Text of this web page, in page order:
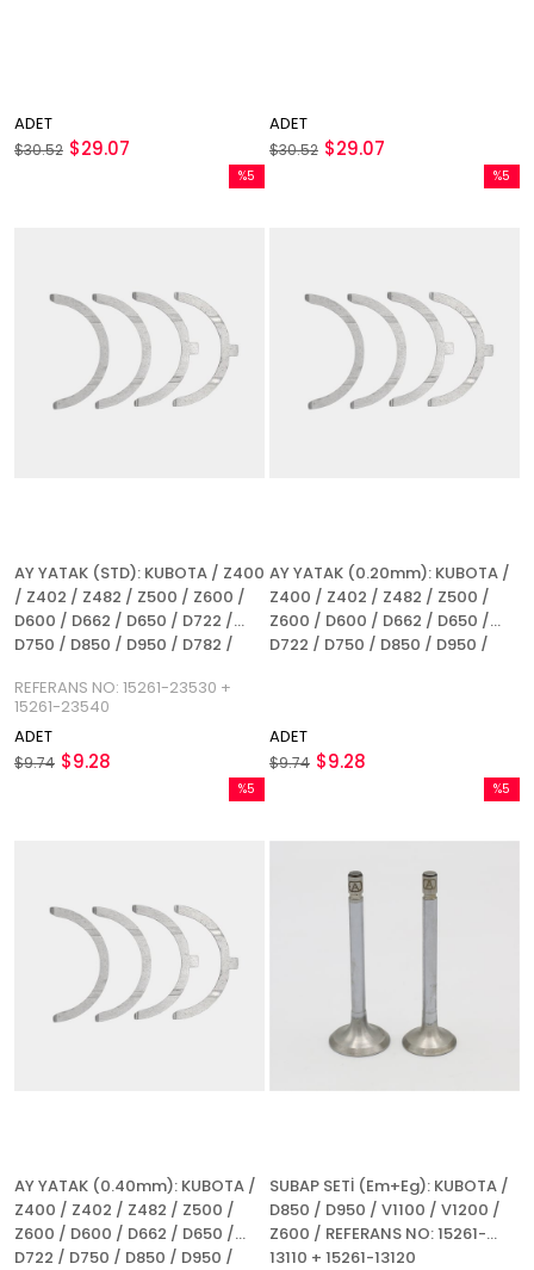
ADET
$29.07
$30.52
ADET
$29.07
$30.52
AY YATAK (STD): KUBOTA / Z400
/ Z402 / Z482 / Z500 / Z600 /
D600 / D662 / D650 / D722 /
D750 / D850 / D950 / D782 /
REFERANS NO: 15261-23530 +
15261-23540
REFERANS NO: 15261-23530 +
15261-23540
ADET
$9.28
$9.74
%5
AY YATAK (0.20mm): KUBOTA /
Z400 / Z402 / Z482 / Z500 /
Z600 / D600 / D662 / D650 /
D722 / D750 / D850 / D950 /
ADET
$9.28
$9.74
%5
AY YATAK (0.40mm): KUBOTA /
Z400 / Z402 / Z482 / Z500 /
Z600 / D600 / D662 / D650 /
D722 / D750 / D850 / D950 /
%5
%5İndirim
SUBAP SETİ (Em+Eg): KUBOTA /
D850 / D950 / V1100 / V1200 /
Z600 / REFERANS NO: 15261-
13110 + 15261-13120
%5